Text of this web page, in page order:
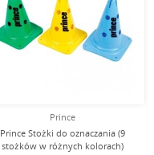
Prince
Prince Stożki do oznaczania (9
stożków w różnych kolorach)